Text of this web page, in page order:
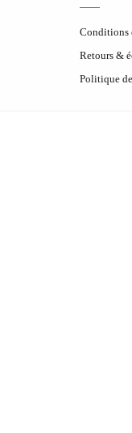
Conditions
Retours &
Politique